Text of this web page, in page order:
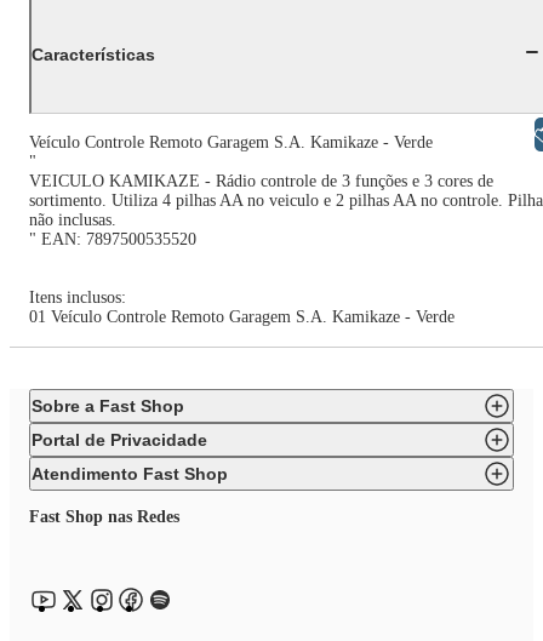
Características
Veículo Controle Remoto Garagem S.A. Kamikaze - Verde
"
VEICULO KAMIKAZE - Rádio controle de 3 funções e 3 cores de
sortimento. Utiliza 4 pilhas AA no veiculo e 2 pilhas AA no controle.
não inclusas.
" EAN: 7897500535520
Itens inclusos:
01 Veículo Controle Remoto Garagem S.A. Kamikaze - Verde
Sobre a Fast Shop
Portal de Privacidade
Atendimento Fast Shop
Fast Shop nas Redes